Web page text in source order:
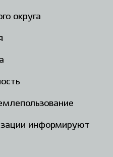
округа
информируют